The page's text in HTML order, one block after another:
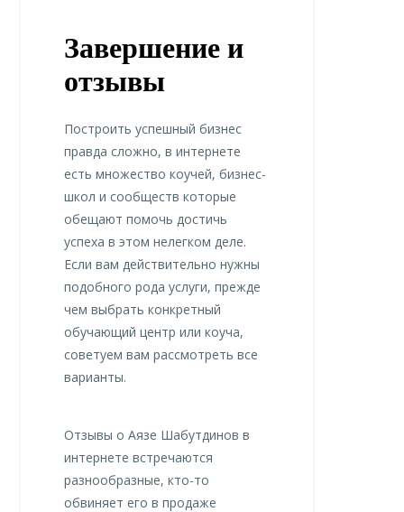
Завершение и
отзывы
Построить успешный бизнес
правда сложно, в интернете
есть множество коучей, бизнес-
школ и сообществ которые
обещают помочь достичь
успеха в этом нелегком деле.
Если вам действительно нужны
подобного рода услуги, прежде
чем выбрать конкретный
обучающий центр или коуча,
советуем вам рассмотреть все
варианты.
Отзывы о Аязе Шабутдинов в
интернете встречаются
разнообразные, кто-то
обвиняет его в продаже